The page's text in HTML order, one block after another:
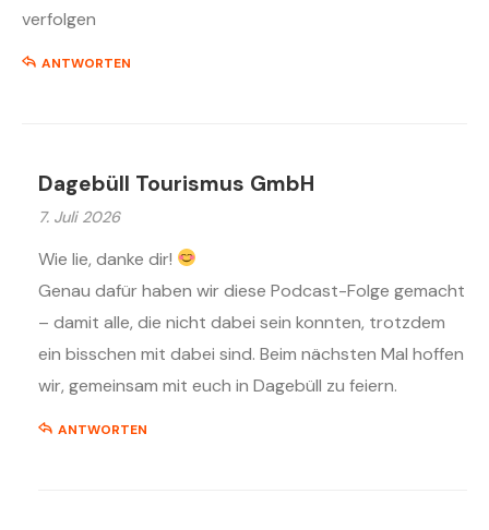
verfolgen
ANTWORTEN
Dagebüll Tourismus GmbH
7. Juli 2026
Wie lie, danke dir!
Genau dafür haben wir diese Podcast-Folge gemacht
– damit alle, die nicht dabei sein konnten, trotzdem
ein bisschen mit dabei sind. Beim nächsten Mal hoffen
wir, gemeinsam mit euch in Dagebüll zu feiern.
ANTWORTEN